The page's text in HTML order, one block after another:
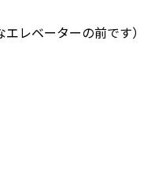
レベーターの前です）